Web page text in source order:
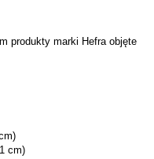
produkty marki Hefra objęte
cm)